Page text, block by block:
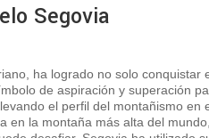
Segovia
ha logrado no solo conquistar
de aspiración y superación
el perfil del montañismo en
en la montaña más alta del